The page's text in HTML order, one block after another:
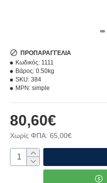
80,60€
Χωρίς ΦΠΑ: 65,00€
ΠΡΟΠΑΡΑΓΓΕΛΊΑ
Κωδικός: 1111
Βάρος: 0.50kg
SKU: 384
MPN: simple